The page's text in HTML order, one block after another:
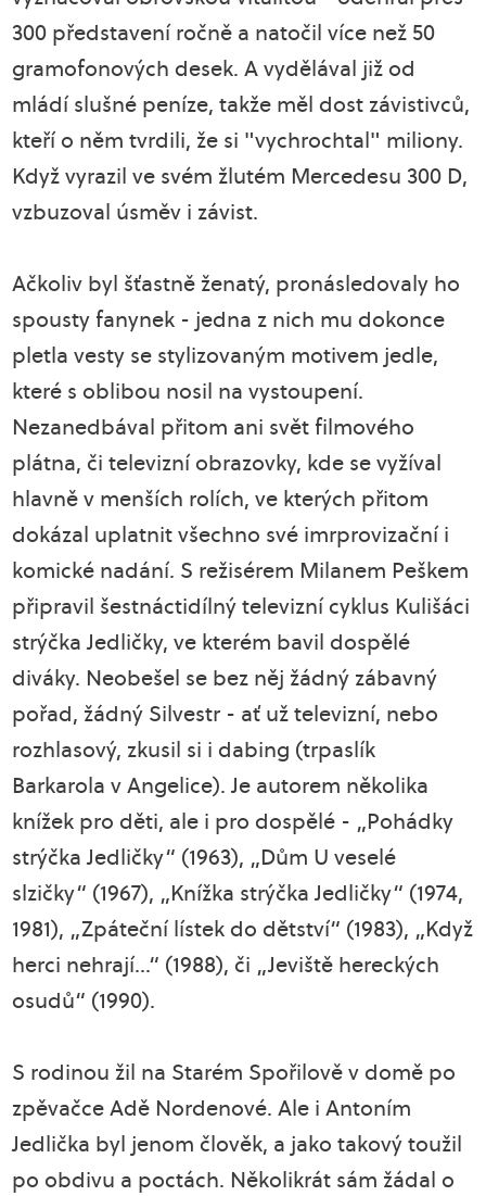
300 představení ročně a natočil více než 50
gramofonových desek. A vydělával již od
mládí slušné peníze, takže měl dost závistivců,
kteří o něm tvrdili, že si "vychrochtal" miliony.
Když vyrazil ve svém žlutém Mercedesu 300 D,
vzbuzoval úsměv i závist.
Ačkoliv byl šťastně ženatý, pronásledovaly ho
spousty fanynek - jedna z nich mu dokonce
pletla vesty se stylizovaným motivem jedle,
které s oblibou nosil na vystoupení.
Nezanedbával přitom ani svět filmového
plátna, či televizní obrazovky, kde se vyžíval
hlavně v menších rolích, ve kterých přitom
dokázal uplatnit všechno své imrprovizační i
komické nadání. S režisérem Milanem Peškem
připravil šestnáctidílný televizní cyklus Kulišáci
strýčka Jedličky, ve kterém bavil dospělé
diváky. Neobešel se bez něj žádný zábavný
pořad, žádný Silvestr - ať už televizní, nebo
rozhlasový, zkusil si i dabing (trpaslík
Barkarola v Angelice). Je autorem několika
knížek pro děti, ale i pro dospělé - „Pohádky
strýčka Jedličky“ (1963), „Dům U veselé
slzičky“ (1967), „Knížka strýčka Jedličky“ (1974,
1981), „Zpáteční lístek do dětství“ (1983), „Když
herci nehrají…“ (1988), či „Jeviště hereckých
osudů“ (1990).
S rodinou žil na Starém Spořilově v domě po
zpěvačce Adě Nordenové. Ale i Antoním
Jedlička byl jenom člověk, a jako takový toužil
po obdivu a poctách. Několikrát sám žádal o